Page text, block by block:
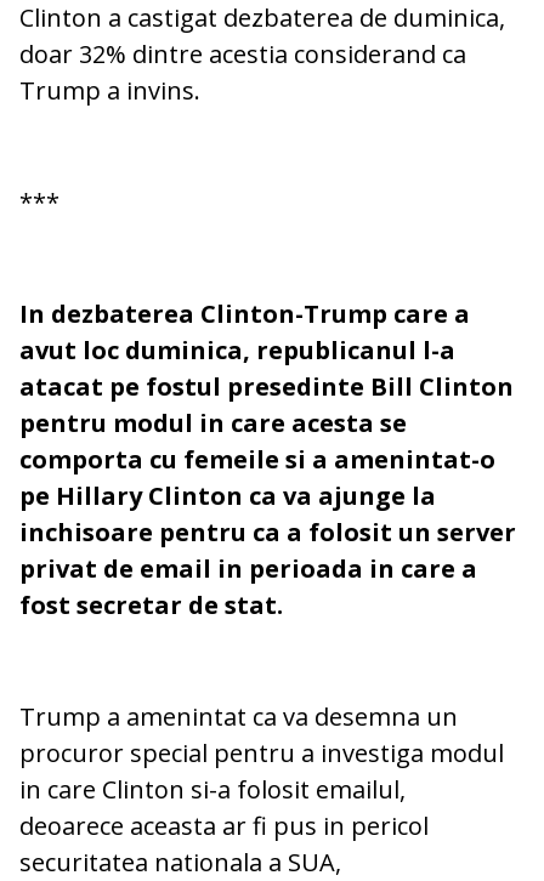
Clinton a castigat dezbaterea de duminica,
doar 32% dintre acestia considerand ca
Trump a invins.
***
In dezbaterea Clinton-Trump care a
avut loc duminica, republicanul l-a
atacat pe fostul presedinte Bill Clinton
pentru modul in care acesta se
comporta cu femeile si a amenintat-o
pe Hillary Clinton ca va ajunge la
inchisoare pentru ca a folosit un server
privat de email in perioada in care a
fost secretar de stat.
Trump a amenintat ca va desemna un
procuror special pentru a investiga modul
in care Clinton si-a folosit emailul,
deoarece aceasta ar fi pus in pericol
securitatea nationala a SUA,